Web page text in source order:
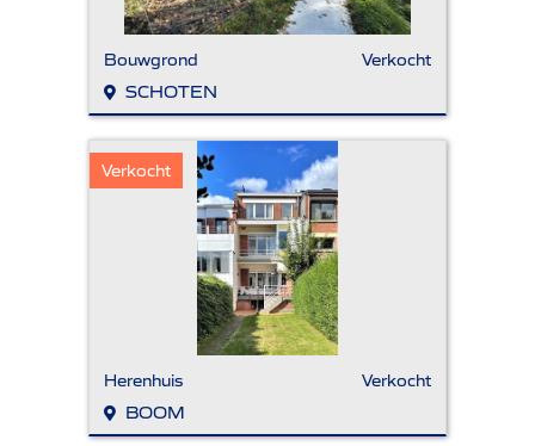
Bouwgrond Verkocht
SCHOTEN
Verkocht
Herenhuis Verkocht
BOOM